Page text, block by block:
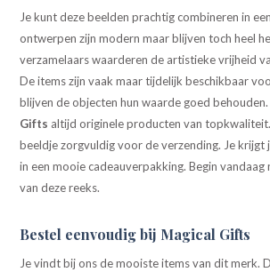
Je kunt deze beelden prachtig combineren in
ontwerpen zijn modern maar blijven toch heel
verzamelaars waarderen de artistieke vrijheid
De items zijn vaak maar tijdelijk beschikbaar
blijven de objecten hun waarde goed
Gifts altijd originele producten van
beeldje zorgvuldig voor de verzending. Je krijgt
in een mooie cadeauverpakking. Begin vandaag
van deze reeks.
Bestel eenvoudig bij Magical Gifts
Je vindt bij ons de mooiste items van dit merk.